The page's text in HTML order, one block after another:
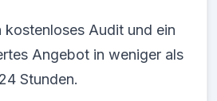
kostenloses Audit und ein
Angebot in weniger als
24 Stunden.